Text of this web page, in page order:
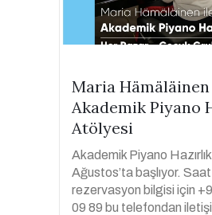
Maria
Akademik Piyano
Atölyesi
Akademik Piyano
Ağustos’ta başlıyor.
rezervasyon bilgisi için
09 89 bu telefondan